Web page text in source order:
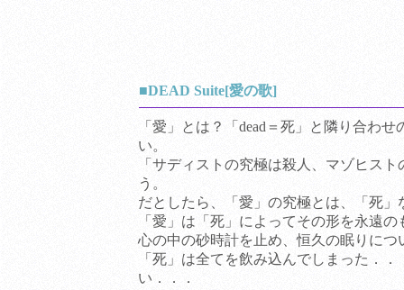
■DEAD Suite[愛の歌]
「愛」とは？「dead＝死」と隣り合わ
い。
「サディストの究極は殺人、マゾヒス
う。
だとしたら、「愛」の究極とは、「死」
「愛」は「死」によってその形を永遠
心の中の砂時計を止め、恒久の眠りにつ
「死」は全てを飲み込んでしまった．
い．．．